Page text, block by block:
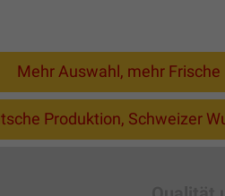
Mehr Auswahl, mehr Frische
Produktion, Schweizer